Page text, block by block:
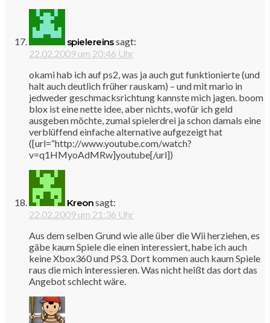
spielereinssagt:
22.02.2009 um 20:46 Uhr
okami hab ich auf ps2, was ja auch gut funktionierte (und
halt auch deutlich früher rauskam) – und mit mario in
jedweder geschmacksrichtung kannste mich jagen. boom
blox ist eine nette idee, aber nichts, wofür ich geld
ausgeben möchte, zumal spielerdrei ja schon damals eine
verblüffend einfache alternative aufgezeigt hat
([url=“http://www.youtube.com/watch?
v=q1HMyoAdMRw]youtube[/url])
Kreonsagt:
22.02.2009 um 21:36 Uhr
Aus dem selben Grund wie alle über die Wii herziehen, es
gäbe kaum Spiele die einen interessiert, habe ich auch
keine Xbox360 und PS3. Dort kommen auch kaum Spiele
raus die mich interessieren. Was nicht heißt das dort das
Angebot schlecht wäre.